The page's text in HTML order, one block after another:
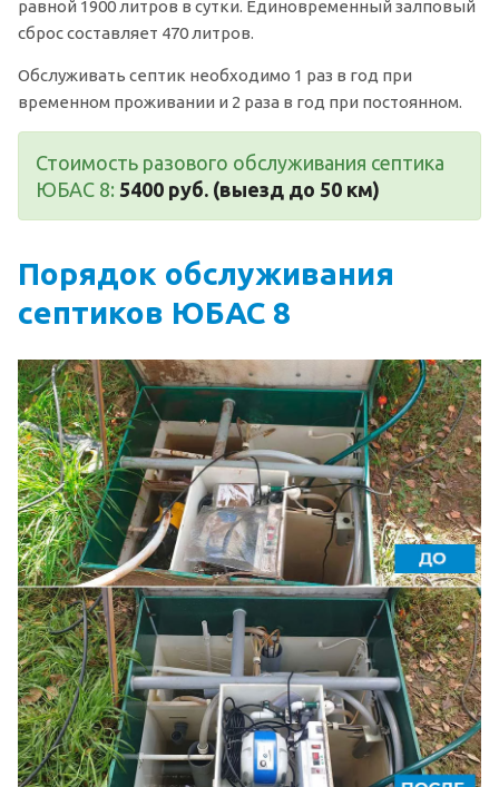
равной 1900 литров в сутки. Единовременный залповый
сброс составляет 470 литров.
Обслуживать септик необходимо 1 раз в год при
временном проживании и 2 раза в год при постоянном.
Стоимость разового обслуживания септика
ЮБАС 8: 5400 руб. (выезд до 50 км)
Порядок обслуживания
септиков ЮБАС 8